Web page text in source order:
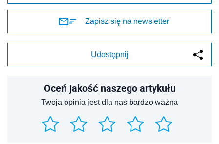
Zapisz się na newsletter
Udostępnij
Oceń jakość naszego artykułu
Twoja opinia jest dla nas bardzo ważna